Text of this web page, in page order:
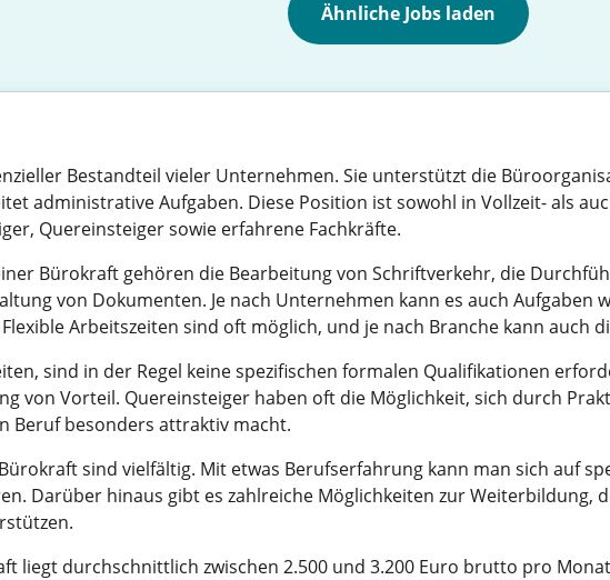
Ähnliche Jobs laden
Bestandteil vieler Unternehmen. Sie unterstützt die
administrative Aufgaben. Diese Position ist sowohl in Vollzeit- als
Quereinsteiger sowie erfahrene Fachkräfte.
Bürokraft gehören die Bearbeitung von Schriftverkehr, die
von Dokumenten. Je nach Unternehmen kann es auch Aufgaben
Arbeitszeiten sind oft möglich, und je nach Branche kann auch
sind in der Regel keine spezifischen formalen Qualifikationen
von Vorteil. Quereinsteiger haben oft die Möglichkeit, sich durch
Beruf besonders attraktiv macht.
sind vielfältig. Mit etwas Berufserfahrung kann man sich auf
Darüber hinaus gibt es zahlreiche Möglichkeiten zur Weiterbildung,
liegt durchschnittlich zwischen 2.500 und 3.200 Euro brutto pro